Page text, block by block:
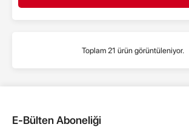
Toplam 21 ürün görüntüleniyor.
E-Bülten Aboneliği